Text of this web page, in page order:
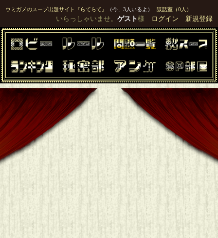
ウミガメのスープ出題サイト『らてらて』 （今、3人いるよ） 談話室（0人）
いらっしゃいませ。 ゲスト様 ログイン 新規登録